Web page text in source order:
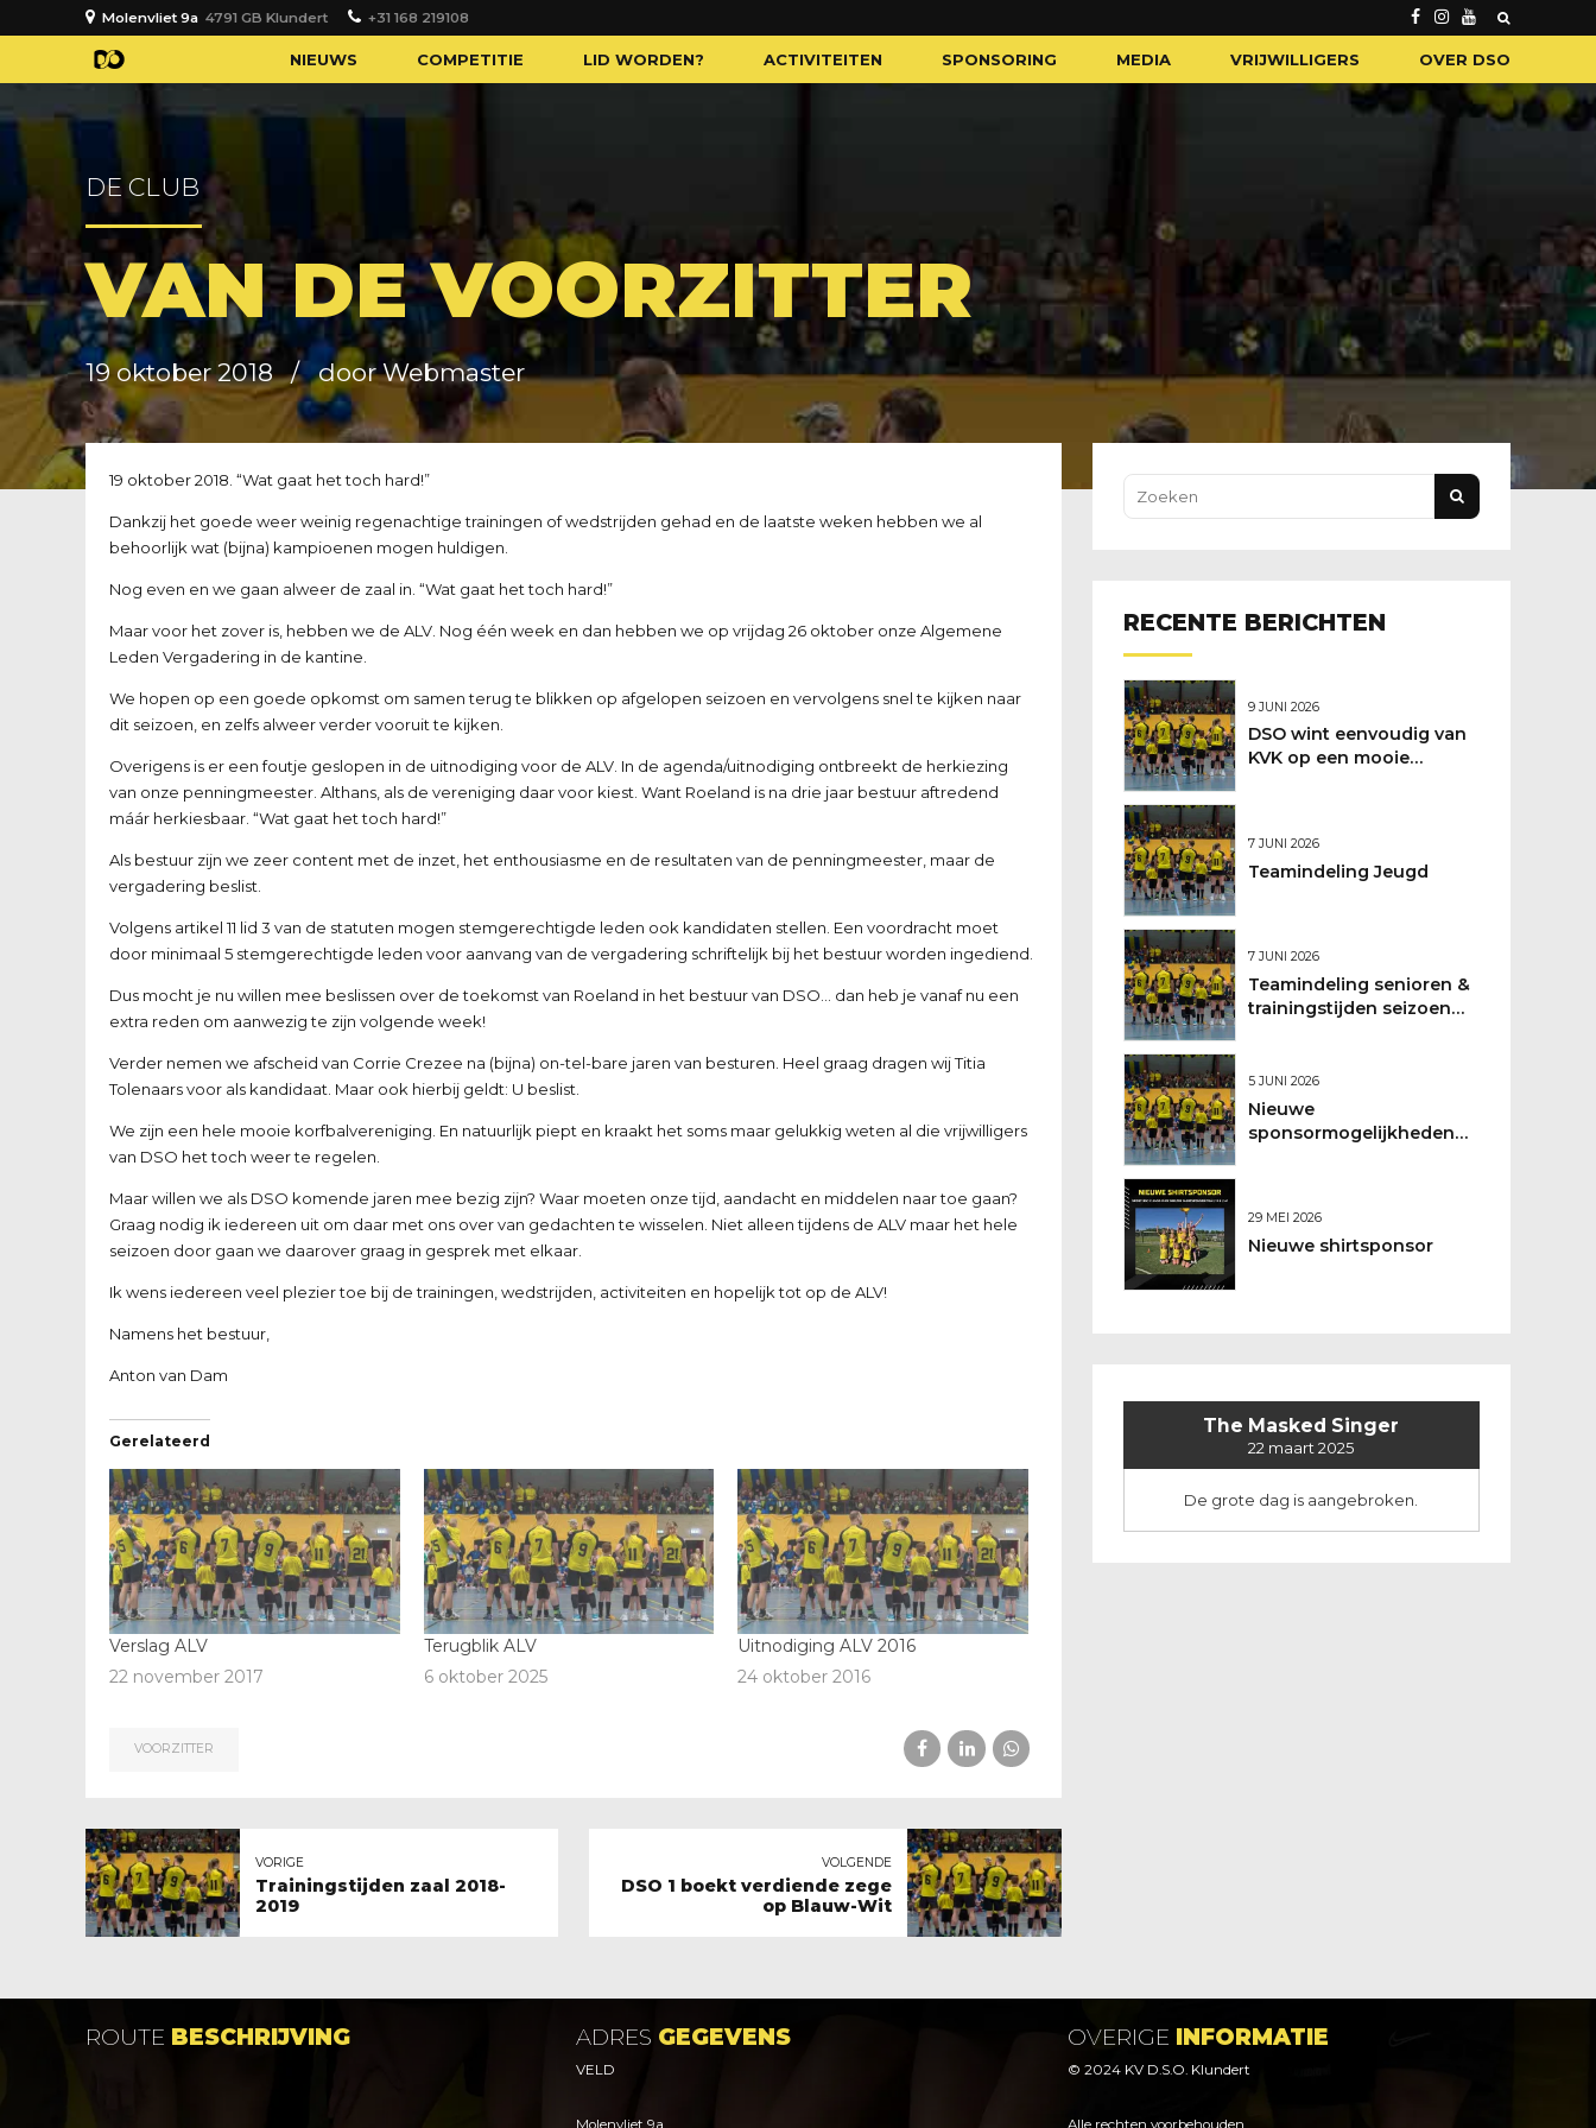
Molenvliet 9a 4791 GB Klundert +31 168 219108
NIEUWS COMPETITIE LID WORDEN? ACTIVITEITEN SPONSORING MEDIA VRIJWILLIGERS OVER DSO
DE CLUB
VAN DE VOORZITTER
19 oktober 2018 door Webmaster
19 oktober 2018. “Wat gaat het toch hard!”
Dankzij het goede weer weinig regenachtige trainingen of wedstrijden gehad en de laatste weken hebben we al
behoorlijk wat (bijna) kampioenen mogen huldigen.
Nog even en we gaan alweer de zaal in. “Wat gaat het toch hard!”
Maar voor het zover is, hebben we de ALV. Nog één week en dan hebben we op vrijdag 26 oktober onze Algemene
Leden Vergadering in de kantine.
We hopen op een goede opkomst om samen terug te blikken op afgelopen seizoen en vervolgens snel te kijken naar
dit seizoen, en zelfs alweer verder vooruit te kijken.
Overigens is er een foutje geslopen in de uitnodiging voor de ALV. In de agenda/uitnodiging ontbreekt de herkiezing
van onze penningmeester. Althans, als de vereniging daar voor kiest. Want Roeland is na drie jaar bestuur aftredend
máár herkiesbaar. “Wat gaat het toch hard!”
Als bestuur zijn we zeer content met de inzet, het enthousiasme en de resultaten van de penningmeester, maar de
vergadering beslist.
Volgens artikel 11 lid 3 van de statuten mogen stemgerechtigde leden ook kandidaten stellen. Een voordracht moet
door minimaal 5 stemgerechtigde leden voor aanvang van de vergadering schriftelijk bij het bestuur worden ingediend.
Dus mocht je nu willen mee beslissen over de toekomst van Roeland in het bestuur van DSO… dan heb je vanaf nu een
extra reden om aanwezig te zijn volgende week!
Verder nemen we afscheid van Corrie Crezee na (bijna) on-tel-bare jaren van besturen. Heel graag dragen wij Titia
Tolenaars voor als kandidaat. Maar ook hierbij geldt: U beslist.
We zijn een hele mooie korfbalvereniging. En natuurlijk piept en kraakt het soms maar gelukkig weten al die vrijwilligers
van DSO het toch weer te regelen.
Maar willen we als DSO komende jaren mee bezig zijn? Waar moeten onze tijd, aandacht en middelen naar toe gaan?
Graag nodig ik iedereen uit om daar met ons over van gedachten te wisselen. Niet alleen tijdens de ALV maar het hele
seizoen door gaan we daarover graag in gesprek met elkaar.
Ik wens iedereen veel plezier toe bij de trainingen, wedstrijden, activiteiten en hopelijk tot op de ALV!
Namens het bestuur,
Anton van Dam
Gerelateerd
Verslag ALV
22 november 2017
Terugblik ALV
6 oktober 2025
Uitnodiging ALV 2016
24 oktober 2016
VOORZITTER
VORIGE
Trainingstijden zaal 2018-
2019
VOLGENDE
DSO 1 boekt verdiende zege
op Blauw-Wit
RECENTE BERICHTEN
9 JUNI 2026
DSO wint eenvoudig van
KVK op een mooie
7 JUNI 2026
Teamindeling Jeugd
7 JUNI 2026
Teamindeling senioren &
trainingstijden seizoen
5 JUNI 2026
Nieuwe
sponsormogelijkheden
29 MEI 2026
Nieuwe shirtsponsor
The Masked Singer
22 maart 2025
De grote dag is aangebroken.
ROUTE BESCHRIJVING ADRES GEGEVENS
VELD
Molenvliet 9a
OVERIGE INFORMATIE
© 2024 KV D.S.O. Klundert
Alle rechten voorbehouden